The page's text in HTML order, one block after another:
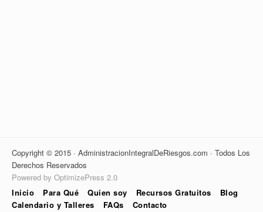
Copyright © 2015 · AdministracionIntegralDeRiesgos.com · Todos Los
Derechos Reservados
Powered by OptimizePress 2.0
Inicio
Para Qué Quien soy Recursos Gratuitos
Blog
Calendario y Talleres
FAQs
Contacto